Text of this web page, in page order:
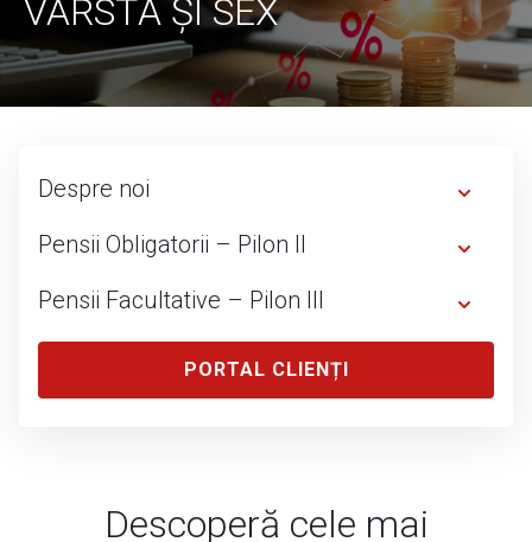
VÂRSTĂ ȘI SEX
Despre noi
Generali Pensii
Pensii Obligatorii – Pilon II
Pensii Facultative – Pilon III
Despre Pensiile Facultative – Pilon III
Acte și rapoarte
PORTAL CLIENȚI
Descoperă cele mai